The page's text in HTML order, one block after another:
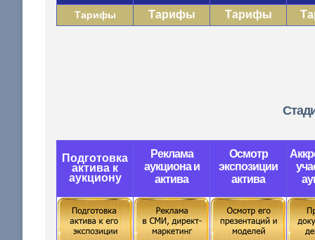
Тарифы Тарифы Тарифы
Подготовка
актива к
аукциону
Реклама
аукциона и
актива
Осмотр
экспозиции
актива